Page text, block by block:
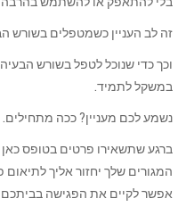
זה לב העניין כשמטפלים בשורש
וכך כדי שנוכל לטפל בשורש
במשקל לתמיד.
נשמע לכם מעניין? ככה מתחילים.
ברגע שתשאירו פרטים בטופס
המגורים שלך יחזור אליך
אפשר לקיים את הפגישה